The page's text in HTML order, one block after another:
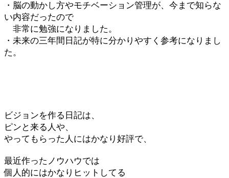
・脳の動かし方やモチベーション管理が、今まで知らな
い内容だったので
非常に勉強になりました。
・未来の三年間日記が特に分かりやすく参考になりまし
た。
ビジョンを作る日記は、
ピンと来る人や、
やってもらった人にはかなり好評で、
最近作ったノウハウでは
個人的にはかなりヒットしてる